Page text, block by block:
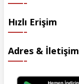
Hızlı Erişim
Adres & İletişim